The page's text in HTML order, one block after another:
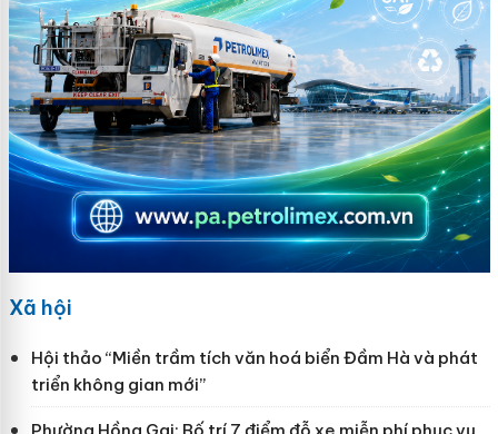
Xã hội
Hội thảo “Miền trầm tích văn hoá biển Đầm Hà và phát
triển không gian mới”